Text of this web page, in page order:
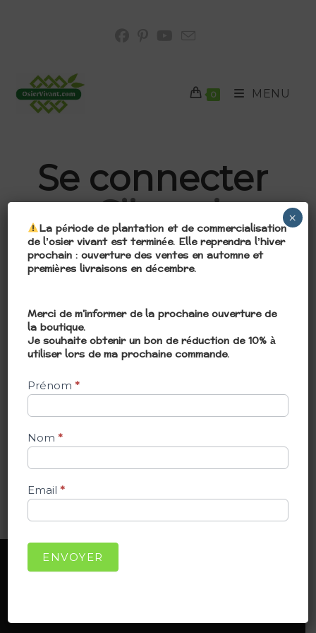
0 MENU
Se connecter
S’inscrire
Mot de passe
Conditions Générales de Ventes
​La période de plantation et de commercialisation
de l’osier vivant est terminée. Elle reprendra l’hiver
prochain : ouverture des ventes en automne et
premières livraisons en décembre.
Merci de m'informer de la prochaine ouverture de
la boutique.
Je souhaite obtenir un bon de réduction de 10% à
utiliser lors de ma prochaine commande.
Prénom*
Nom*
Email*
ENVOYER
×